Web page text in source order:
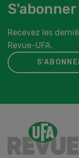
Recevez les
Revue-UFA.